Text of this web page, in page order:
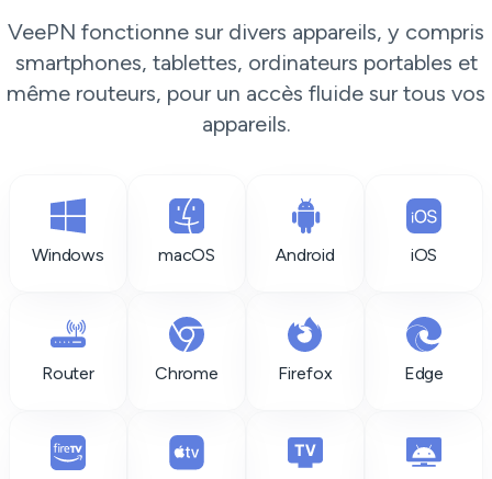
VeePN fonctionne sur divers appareils, y compris
smartphones, tablettes, ordinateurs portables et
même routeurs, pour un accès fluide sur tous vos
appareils.
Windows macOS Android iOS
Router Chrome Firefox Edge